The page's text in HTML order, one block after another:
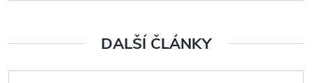
DALŠÍ ČLÁNKY